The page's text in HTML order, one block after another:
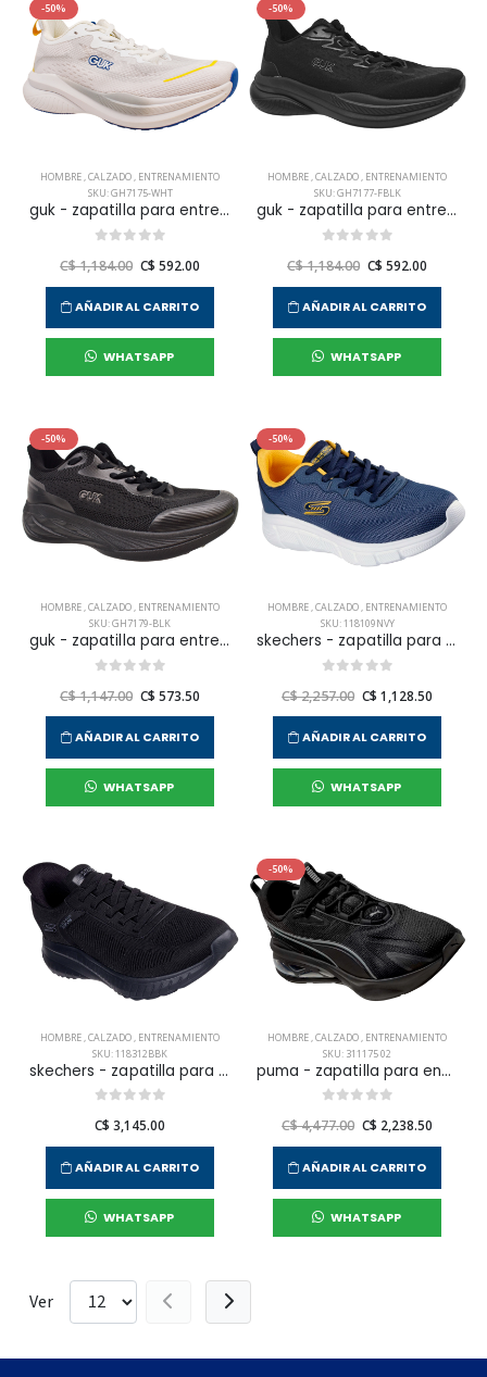
-50%
HOMBRE,CALZADO, ENTRENAMIENTO
SKU: GH7175-WHT
guk - zapatilla para entrenar gh7175 para hombre
C$ 1,184.00 C$ 592.00
AÑADIR AL CARRITO
WHATSAPP
-50%
HOMBRE,CALZADO, ENTRENAMIENTO
SKU: GH7177-FBLK
guk - zapatilla para entrenar gh7177 para hombre
C$ 1,184.00 C$ 592.00
AÑADIR AL CARRITO
WHATSAPP
-50%
HOMBRE,CALZADO, ENTRENAMIENTO
SKU: GH7179-BLK
guk - zapatilla para entrenar gh7179 para hombre
C$ 1,147.00 C$ 573.50
AÑADIR AL CARRITO
WHATSAPP
-50%
HOMBRE,CALZADO, ENTRENAMIENTO
SKU: 118109NVY
skechers - zapatilla para entrenamiento bobs b flex - icy edge para hombre
C$ 2,257.00 C$ 1,128.50
AÑADIR AL CARRITO
WHATSAPP
HOMBRE,CALZADO, ENTRENAMIENTO
SKU: 118312BBK
skechers - zapatilla para entrenamiento bobs squad chaos para hombre
C$ 3,145.00
AÑADIR AL CARRITO
WHATSAPP
-50%
HOMBRE,CALZADO, ENTRENAMIENTO
SKU: 311175 02
puma - zapatilla para entranamiento cell solar para hombre
C$ 4,477.00 C$ 2,238.50
AÑADIR AL CARRITO
WHATSAPP
Ver